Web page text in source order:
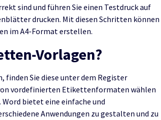
sind und führen Sie einen Testdruck auf
drucken. Mit diesen Schritten können
im A4-Format erstellen.
Vorlagen?
finden Sie diese unter dem Register
vordefinierten Etikettenformaten wählen
bietet eine einfache und
Anwendungen zu gestalten und zu